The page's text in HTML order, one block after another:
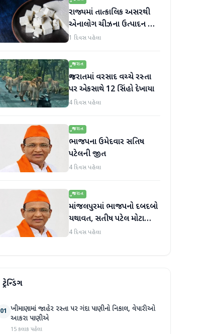
રાજ્યમાં તાત્કાલિક અસરથી
એનાલોગ ચીઝના ઉત્પાદન અને
વેચાણ પર પ્રતિબંધ.
1 દિવસ પહેલા
ગુજરાત
ગુજરાતમાં વરસાદ વચ્ચે રસ્તા
પર એકસાથે 12 સિંહો દેખાયા
4 દિવસ પહેલા
ગુજરાત
ભાજપના ઉમેદવાર સતિષ
પટેલની જીત
4 દિવસ પહેલા
ગુજરાત
માંજલપુરમાં ભાજપનો દબદબો
યથાવત, સતીષ પટેલ મોટા
માર્જિનથી આગળ
4 દિવસ પહેલા
ટ્રેન્ડિંગ
01 ખીમાણામાં જાહેર રસ્તા પર ગંદા પાણીનો નિકાલ, વેપારીઓ
આકરા પાણીએ
15 કલાક પહેલા